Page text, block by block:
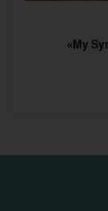
لأول مرة في سوريا.. السياحة تطلق تطبيق «‏My Syria‏»